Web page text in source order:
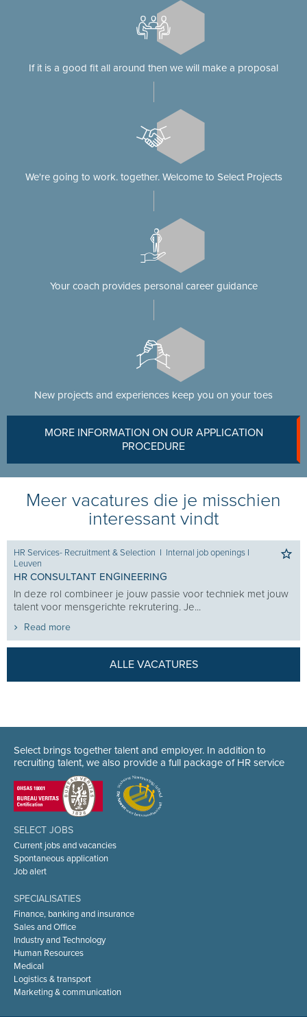
If it is a good fit all around then we will make a proposal
We're going to work. together. Welcome to Select Projects
Your coach provides personal career guidance
New projects and experiences keep you on your toes
MORE INFORMATION ON OUR APPLICATION
PROCEDURE
Meer vacatures die je misschien
interessant vindt
HR Services- Recruitment & Selection I Internal job openings I
Leuven
HR CONSULTANT ENGINEERING
In deze rol combineer je jouw passie voor techniek met jouw
talent voor mensgerichte rekrutering. Je...
Read more
ALLE VACATURES
Select brings together talent and employer. In addition to
recruiting talent, we also provide a full package of HR service
SELECT JOBS
Current jobs and vacancies
Spontaneous application
Job alert
SPECIALISATIES
Finance, banking and insurance
Sales and Office
Industry and Technology
Human Resources
Medical
Logistics & transport
Marketing & communication